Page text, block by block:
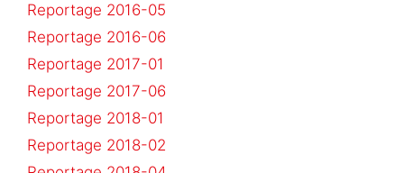
Reportage 2016-05
Reportage 2016-06
Reportage 2017-01
Reportage 2017-06
Reportage 2018-01
Reportage 2018-02